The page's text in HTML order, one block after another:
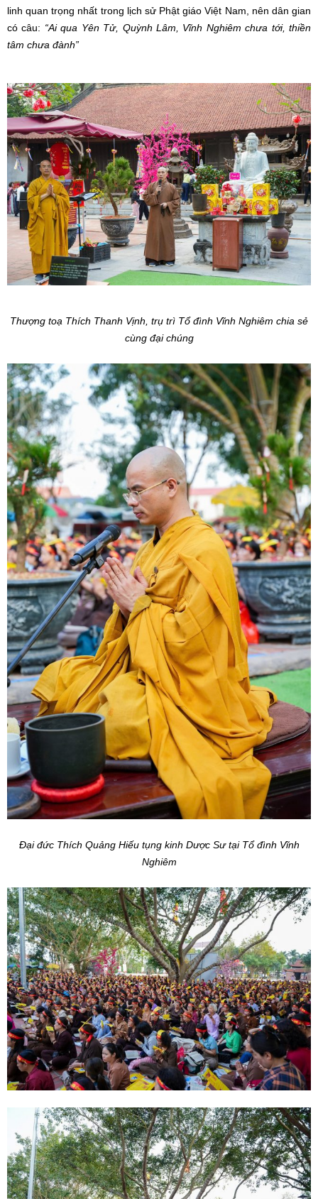
linh quan trọng nhất trong lịch sử Phật giáo Việt Nam, nên dân gian
có câu: “Ai qua Yên Tử, Quỳnh Lâm, Vĩnh Nghiêm chưa tới, thiền
tâm chưa đành”
Thượng toạ Thích Thanh Vịnh, trụ trì Tổ đình Vĩnh Nghiêm chia sẻ
cùng đại chúng
Đại đức Thích Quảng Hiếu tụng kinh Dược Sư tại Tổ đình Vĩnh
Nghiêm